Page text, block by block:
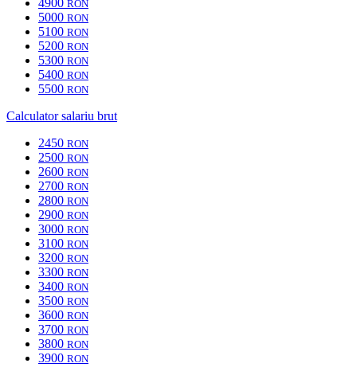
4900 RON
5000 RON
5100 RON
5200 RON
5300 RON
5400 RON
5500 RON
Calculator salariu brut
2450 RON
2500 RON
2600 RON
2700 RON
2800 RON
2900 RON
3000 RON
3100 RON
3200 RON
3300 RON
3400 RON
3500 RON
3600 RON
3700 RON
3800 RON
3900 RON